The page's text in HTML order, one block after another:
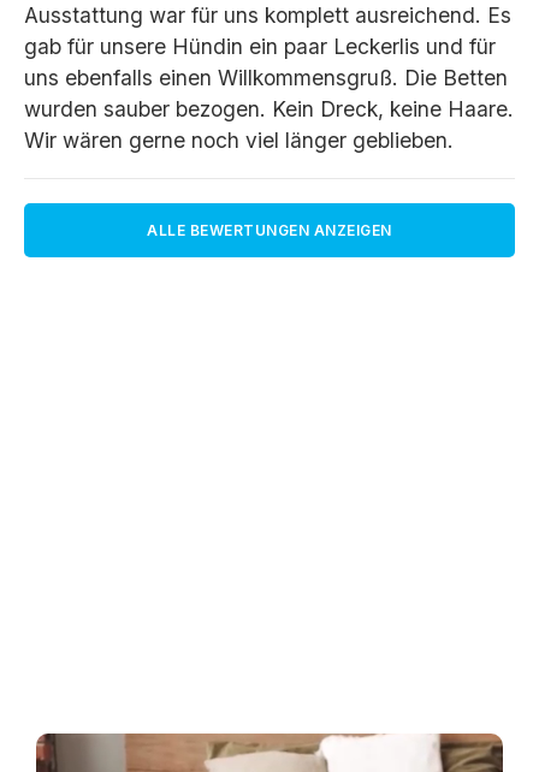
Ausstattung war für uns komplett ausreichend. Es
gab für unsere Hündin ein paar Leckerlis und für
uns ebenfalls einen Willkommensgruß. Die Betten
wurden sauber bezogen. Kein Dreck, keine Haare.
Wir wären gerne noch viel länger geblieben.
ALLE BEWERTUNGEN ANZEIGEN